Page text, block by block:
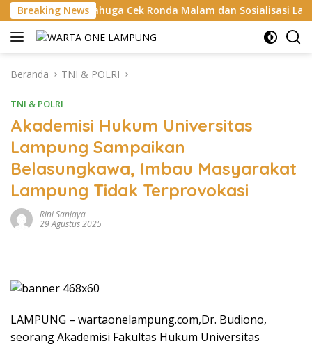
Langsung
ke
konten
Breaking News
Cek Ronda Malam dan Sosialisasi Layanan 110
Beranda TNI & POLRI
TNI & POLRI
Akademisi Hukum Universitas
Lampung Sampaikan
Belasungkawa, Imbau Masyarakat
Lampung Tidak Terprovokasi
Rini Sanjaya
29 Agustus 2025
LAMPUNG – wartaonelampung.com,Dr. Budiono,
seorang Akademisi Fakultas Hukum Universitas